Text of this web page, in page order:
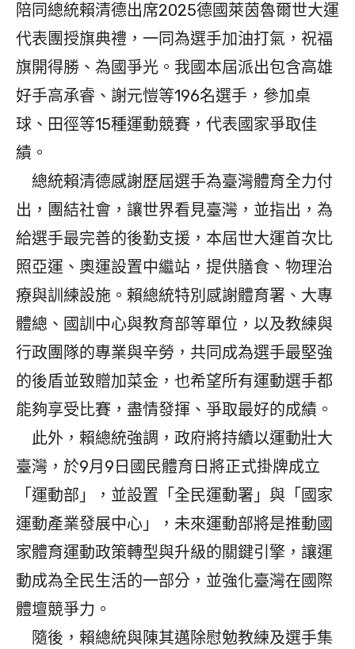
陪同總統賴清德出席2025德國萊茵魯爾世大運
代表團授旗典禮，一同為選手加油打氣，祝福
旗開得勝、為國爭光。我國本屆派出包含高雄
好手高承睿、謝元愷等196名選手，參加桌
球、田徑等15種運動競賽，代表國家爭取佳
績。
總統賴清德感謝歷屆選手為臺灣體育全力付
出，團結社會，讓世界看見臺灣，並指出，為
給選手最完善的後勤支援，本屆世大運首次比
照亞運、奧運設置中繼站，提供膳食、物理治
療與訓練設施。賴總統特別感謝體育署、大專
體總、國訓中心與教育部等單位，以及教練與
行政團隊的專業與辛勞，共同成為選手最堅強
的後盾並致贈加菜金，也希望所有運動選手都
能夠享受比賽，盡情發揮、爭取最好的成績。
此外，賴總統強調，政府將持續以運動壯大
臺灣，於9月9日國民體育日將正式掛牌成立
「運動部」，並設置「全民運動署」與「國家
運動產業發展中心」，未來運動部將是推動國
家體育運動政策轉型與升級的關鍵引擎，讓運
動成為全民生活的一部分，並強化臺灣在國際
體壇競爭力。
隨後，賴總統與陳其邁除慰勉教練及選手集